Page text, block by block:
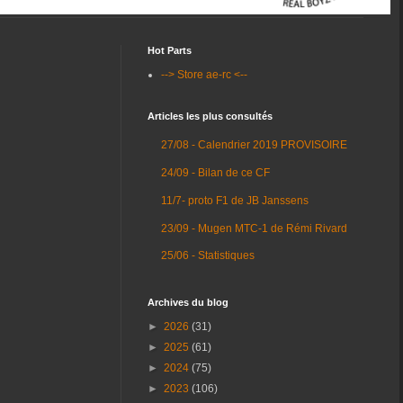
Hot Parts
--> Store ae-rc <--
Articles les plus consultés
27/08 - Calendrier 2019 PROVISOIRE
24/09 - Bilan de ce CF
11/7- proto F1 de JB Janssens
23/09 - Mugen MTC-1 de Rémi Rivard
25/06 - Statistiques
Archives du blog
► 2026 (31)
► 2025 (61)
► 2024 (75)
► 2023 (106)